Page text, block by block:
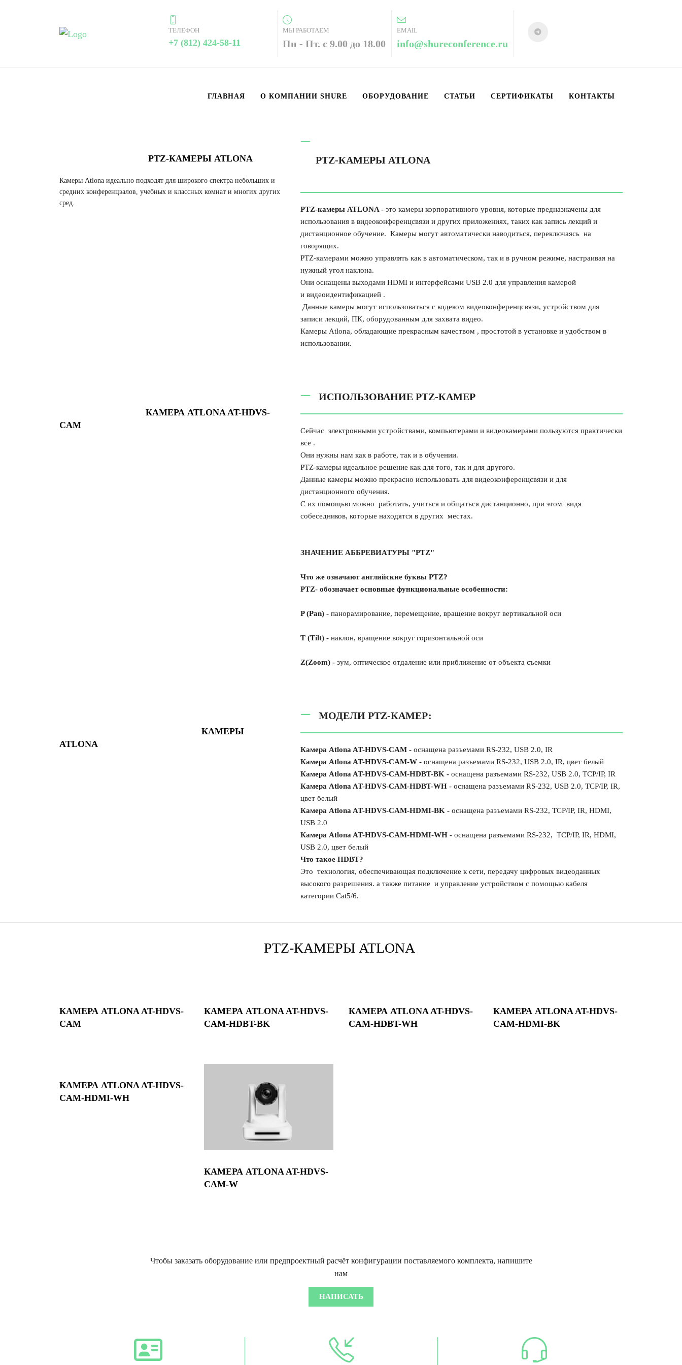
ТЕЛЕФОН
+7 (812) 424-58-11
МЫ РАБОТАЕМ
Пн - Пт. с 9.00 до 18.00
EMAIL
info@shureconference.ru
ГЛАВНАЯ О КОМПАНИИ SHURE ОБОРУДОВАНИЕ СТАТЬИ СЕРТИФИКАТЫ КОНТАКТЫ
PTZ-КАМЕРЫ ATLONA
Камеры Atlona идеально подходят для широкого спектра небольших и
средних конференцзалов, учебных и классных комнат и многих других
сред.
PTZ-КАМЕРЫ ATLONA
PTZ-камеры ATLONA - это камеры корпоративного уровня, которые предназначены для
использования в видеоконференцсвязи и других приложениях, таких как запись лекций и
дистанционное обучение. Камеры могут автоматически наводиться, переключаясь на
говорящих.
PTZ-камерами можно управлять как в автоматическом, так и в ручном режиме, настраивая на
нужный угол наклона.
Они оснащены выходами HDMI и интерфейсами USB 2.0 для управления камерой
и видеоидентификацией .
Данные камеры могут использоваться с кодеком видеоконференцсвязи, устройством для
записи лекций, ПК, оборудованным для захвата видео.
Камеры Atlona, обладающие прекрасным качеством , простотой в установке и удобством в
использовании.
КАМЕРА ATLONA AT-HDVS-
CAM
ИСПОЛЬЗОВАНИЕ PTZ-КАМЕР
Сейчас электронными устройствами, компьютерами и видеокамерами пользуются практически
все .
Они нужны нам как в работе, так и в обучении.
PTZ-камеры идеальное решение как для того, так и для другого.
Данные камеры можно прекрасно использовать для видеоконференцсвязи и для
дистанционного обучения.
С их помощью можно работать, учиться и общаться дистанционно, при этом видя
собеседников, которые находятся в других местах.
ЗНАЧЕНИЕ АББРЕВИАТУРЫ "PTZ"
Что же означают английские буквы PTZ?
PTZ- обозначает основные функциональные особенности:
P (Pan) - панорамирование, перемещение, вращение вокруг вертикальной оси
T (Tilt) - наклон, вращение вокруг горизонтальной оси
Z(Zoom) - зум, оптическое отдаление или приближение от объекта съемки
КАМЕРЫ
ATLONA
МОДЕЛИ PTZ-КАМЕР:
Камера Atlona AT-HDVS-CAM - оснащена разъемами RS-232, USB 2.0, IR
Камера Atlona AT-HDVS-CAM-W - оснащена разъемами RS-232, USB 2.0, IR, цвет белый
Камера Atlona AT-HDVS-CAM-HDBT-BK - оснащена разъемами RS-232, USB 2.0, TCP/IP, IR
Камера Atlona AT-HDVS-CAM-HDBT-WH - оснащена разъемами RS-232, USB 2.0, TCP/IP, IR,
цвет белый
Камера Atlona AT-HDVS-CAM-HDMI-BK - оснащена разъемами RS-232, TCP/IP, IR, HDMI,
USB 2.0
Камера Atlona AT-HDVS-CAM-HDMI-WH - оснащена разъемами RS-232, TCP/IP, IR, HDMI,
USB 2.0, цвет белый
Что такое HDBT?
Это технология, обеспечивающая подключение к сети, передачу цифровых видеоданных
высокого разрешения. а также питание и управление устройством с помощью кабеля
категории Cat5/6.
PTZ-КАМЕРЫ ATLONA
КАМЕРА ATLONA AT-HDVS-
CAM
КАМЕРА ATLONA AT-HDVS-
CAM-HDBT-BK
КАМЕРА ATLONA AT-HDVS-
CAM-HDBT-WH
КАМЕРА ATLONA AT-HDVS-
CAM-HDMI-BK
КАМЕРА ATLONA AT-HDVS-
CAM-HDMI-WH
КАМЕРА ATLONA AT-HDVS-
CAM-W
Чтобы заказать оборудование или предпроектный расчёт конфигурации поставляемого комплекта, напишите
нам
НАПИСАТЬ